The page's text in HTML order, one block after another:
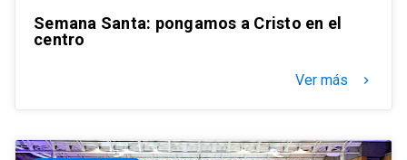
Semana Santa: pongamos a Cristo en el
centro
Ver más keyboard_arrow_right